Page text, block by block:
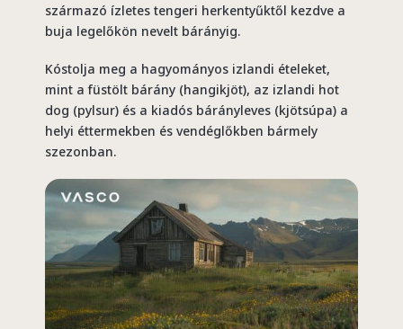
származó ízletes tengeri herkentyűktől kezdve a
buja legelőkön nevelt bárányig.
Kóstolja meg a hagyományos izlandi ételeket,
mint a füstölt bárány (hangikjöt), az izlandi hot
dog (pylsur) és a kiadós bárányleves (kjötsúpa) a
helyi éttermekben és vendéglőkben bármely
szezonban.